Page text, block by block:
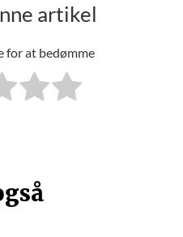
artikel
for at bedømme